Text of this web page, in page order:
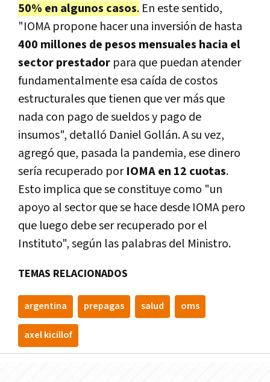
50% en algunos casos. En este sentido,
"IOMA propone hacer una inversión de hasta
400 millones de pesos mensuales hacia el
sector prestador para que puedan atender
fundamentalmente esa caída de costos
estructurales que tienen que ver más que
nada con pago de sueldos y pago de
insumos", detalló Daniel Gollán. A su vez,
agregó que, pasada la pandemia, ese dinero
sería recuperado porIOMA en 12 cuotas.
Esto implica que se constituye como "un
apoyo al sector que se hace desde IOMA pero
que luego debe ser recuperado por el
Instituto", según las palabras del Ministro.
TEMAS RELACIONADOS
argentina prepagas salud oms
axel kicillof